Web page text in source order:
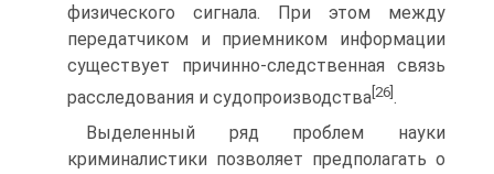
физического сигнала. При этом между
передатчиком и приемником информации
существует причинно-следственная связь
расследования и судопроизводства [26] .
Выделенный ряд проблем науки
криминалистики позволяет предполагать о